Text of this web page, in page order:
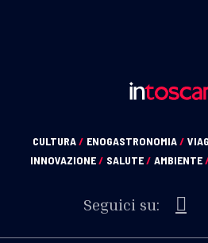
CULTURA/ ENOGASTRONOMIA/
INNOVAZIONE/ SALUTE/ AMBIENTE
Seguici su: